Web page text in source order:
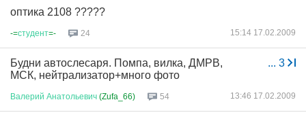
оптика 2108 ?????
-=студент=- 24 15:14 17.02.2009
... 3
Будни автослесаря. Помпа, вилка, ДМРВ,
МСК, нейтрализатор+много фото
Валерий Анатольевич (Zufa_66) 54 13:46 17.02.2009